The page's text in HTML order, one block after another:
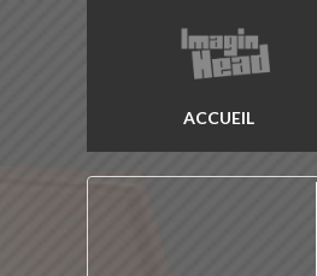
ACCUEIL